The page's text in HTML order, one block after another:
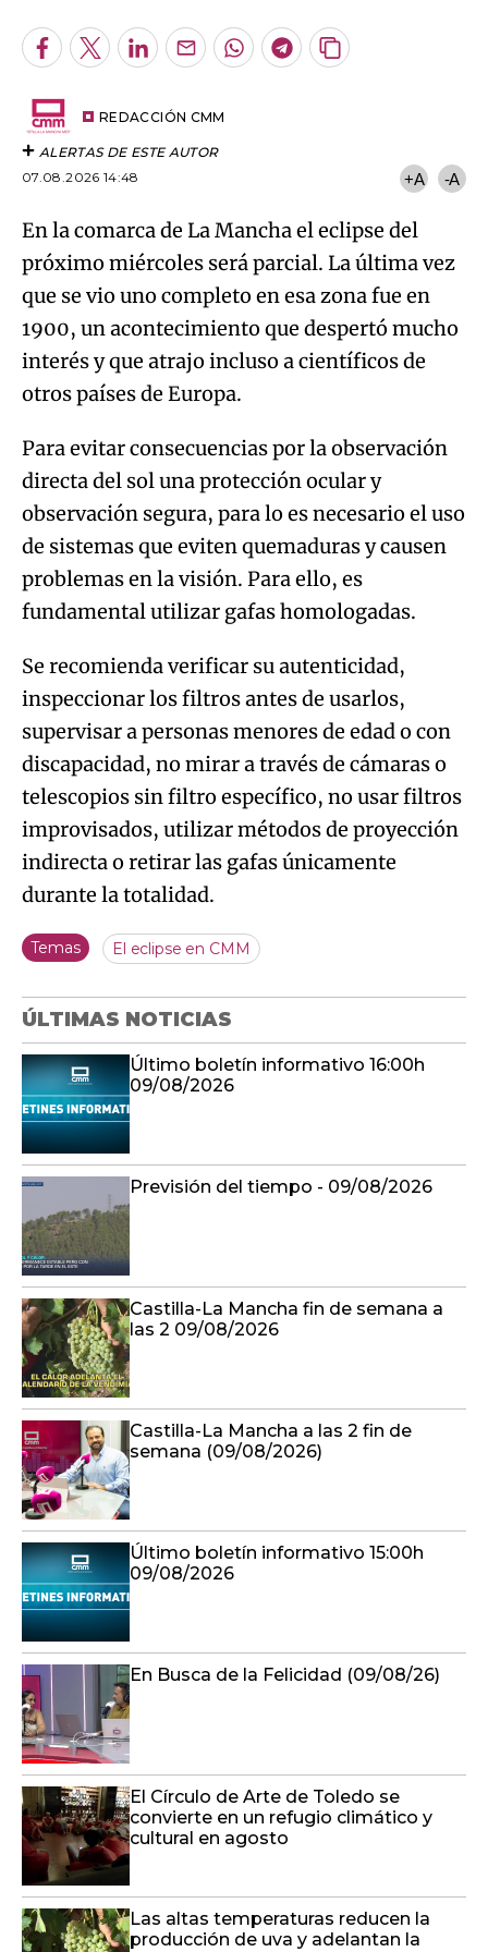
Facebook
TwitterLinkedInEnviarWhatsapp
Telegram
Copiar
REDACCIÓN CMM
ALERTAS DE ESTE AUTOR
07.08.2026 14:48
+A -A
En la comarca de La Mancha el eclipse del
próximo miércoles será parcial. La última vez
que se vio uno completo en esa zona fue en
1900, un acontecimiento que despertó mucho
interés y que atrajo incluso a científicos de
otros países de Europa.
Para evitar consecuencias por la observación
directa del sol una protección ocular y
observación segura, para lo es necesario el uso
de sistemas que eviten quemaduras y causen
problemas en la visión. Para ello, es
fundamental utilizar gafas homologadas.
Se recomienda verificar su autenticidad,
inspeccionar los filtros antes de usarlos,
supervisar a personas menores de edad o con
discapacidad, no mirar a través de cámaras o
telescopios sin filtro específico, no usar filtros
improvisados, utilizar métodos de proyección
indirecta o retirar las gafas únicamente
durante la totalidad.
Temas El eclipse en CMM
ÚLTIMAS NOTICIAS
Último boletín informativo 16:00h
09/08/2026
Previsión del tiempo - 09/08/2026
Castilla-La Mancha fin de semana a
las 2 09/08/2026
Castilla-La Mancha a las 2 fin de
semana (09/08/2026)
Último boletín informativo 15:00h
09/08/2026
En Busca de la Felicidad (09/08/26)
El Círculo de Arte de Toledo se
convierte en un refugio climático y
cultural en agosto
Las altas temperaturas reducen la
producción de uva y adelantan la